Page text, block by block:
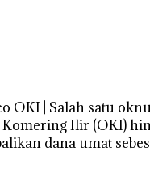
OKI | Salah satu
Komering Ilir (OKI)
dana umat